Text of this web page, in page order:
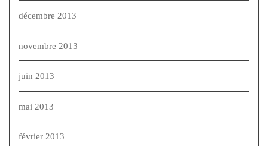
décembre 2013
novembre 2013
juin 2013
mai 2013
février 2013